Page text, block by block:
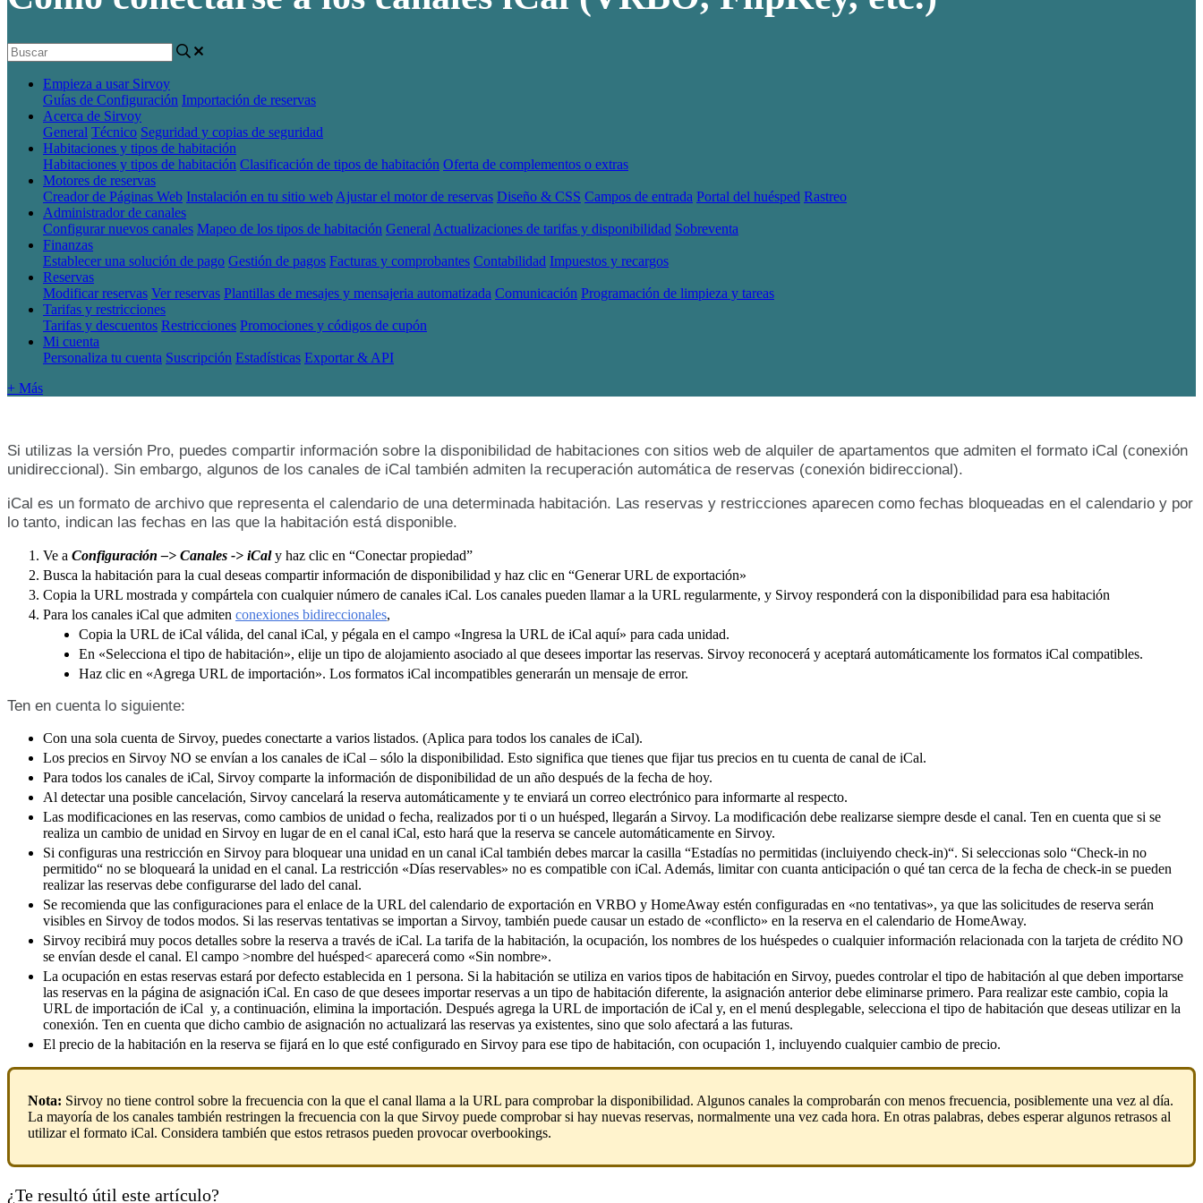
Empieza a usar Sirvoy
Guías de Configuración Importación de reservas
Acerca de Sirvoy
General Técnico Seguridad y copias de seguridad
Habitaciones y tipos de habitación
Habitaciones y tipos de habitación Clasificación de tipos de habitación Oferta de complementos o extras
Motores de reservas
Creador de Páginas Web Instalación en tu sitio web Ajustar el motor de reservas Diseño & CSS Campos de entrada Portal del huésped Rastreo
Administrador de canales
Configurar nuevos canales Mapeo de los tipos de habitación General Actualizaciones de tarifas y disponibilidad Sobreventa
Finanzas
Establecer una solución de pago Gestión de pagos Facturas y comprobantes Contabilidad Impuestos y recargos
Reservas
Modificar reservas Ver reservas Plantillas de mesajes y mensajeria automatizada Comunicación Programación de limpieza y tareas
Tarifas y restricciones
Tarifas y descuentos Restricciones Promociones y códigos de cupón
Mi cuenta
Personaliza tu cuenta Suscripción Estadísticas Exportar & API
+ Más
Si utilizas la versión Pro, puedes compartir información sobre la disponibilidad de habitaciones con sitios web de alquiler de apartamentos que admiten el formato iCal (conexión
unidireccional). Sin embargo, algunos de los canales de iCal también admiten la recuperación automática de reservas (conexión bidireccional).
iCal es un formato de archivo que representa el calendario de una determinada habitación. Las reservas y restricciones aparecen como fechas bloqueadas en el calendario y por
lo tanto, indican las fechas en las que la habitación está disponible.
Ve a Configuración –> Canales -> iCal y haz clic en “Conectar propiedad”
Busca la habitación para la cual deseas compartir información de disponibilidad y haz clic en “Generar URL de exportación»
Copia la URL mostrada y compártela con cualquier número de canales iCal. Los canales pueden llamar a la URL regularmente, y Sirvoy responderá con la disponibilidad para esa habitación
Para los canales iCal que admiten conexiones bidireccionales,
Copia la URL de iCal válida, del canal iCal, y pégala en el campo «Ingresa la URL de iCal aquí» para cada unidad.
En «Selecciona el tipo de habitación», elije un tipo de alojamiento asociado al que desees importar las reservas. Sirvoy reconocerá y aceptará automáticamente los formatos iCal compatibles.
Haz clic en «Agrega URL de importación». Los formatos iCal incompatibles generarán un mensaje de error.
Ten en cuenta lo siguiente:
Con una sola cuenta de Sirvoy, puedes conectarte a varios listados. (Aplica para todos los canales de iCal).
Los precios en Sirvoy NO se envían a los canales de iCal – sólo la disponibilidad. Esto significa que tienes que fijar tus precios en tu cuenta de canal de iCal.
Para todos los canales de iCal, Sirvoy comparte la información de disponibilidad de un año después de la fecha de hoy.
Al detectar una posible cancelación, Sirvoy cancelará la reserva automáticamente y te enviará un correo electrónico para informarte al respecto.
Las modificaciones en las reservas, como cambios de unidad o fecha, realizados por ti o un huésped, llegarán a Sirvoy. La modificación debe realizarse siempre desde el canal. Ten en cuenta que si se
realiza un cambio de unidad en Sirvoy en lugar de en el canal iCal, esto hará que la reserva se cancele automáticamente en Sirvoy.
Si configuras una restricción en Sirvoy para bloquear una unidad en un canal iCal también debes marcar la casilla “Estadías no permitidas (incluiyendo check-in)“. Si seleccionas solo “Check-in no
permitido“ no se bloqueará la unidad en el canal. La restricción «Días reservables» no es compatible con iCal. Además, limitar con cuanta anticipación o qué tan cerca de la fecha de check-in se pueden
realizar las reservas debe configurarse del lado del canal.
Se recomienda que las configuraciones para el enlace de la URL del calendario de exportación en VRBO y HomeAway estén configuradas en «no tentativas», ya que las solicitudes de reserva serán
visibles en Sirvoy de todos modos. Si las reservas tentativas se importan a Sirvoy, también puede causar un estado de «conflicto» en la reserva en el calendario de HomeAway.
Sirvoy recibirá muy pocos detalles sobre la reserva a través de iCal. La tarifa de la habitación, la ocupación, los nombres de los huéspedes o cualquier información relacionada con la tarjeta de crédito NO
se envían desde el canal. El campo >nombre del huésped< aparecerá como «Sin nombre».
La ocupación en estas reservas estará por defecto establecida en 1 persona. Si la habitación se utiliza en varios tipos de habitación en Sirvoy, puedes controlar el tipo de habitación al que deben importarse
las reservas en la página de asignación iCal. En caso de que desees importar reservas a un tipo de habitación diferente, la asignación anterior debe eliminarse primero. Para realizar este cambio, copia la
URL de importación de iCal y, a continuación, elimina la importación. Después agrega la URL de importación de iCal y, en el menú desplegable, selecciona el tipo de habitación que deseas utilizar en la
conexión. Ten en cuenta que dicho cambio de asignación no actualizará las reservas ya existentes, sino que solo afectará a las futuras.
El precio de la habitación en la reserva se fijará en lo que esté configurado en Sirvoy para ese tipo de habitación, con ocupación 1 , incluyendo cualquier cambio de precio.
Nota: Sirvoy no tiene control sobre la frecuencia con la que el canal llama a la URL para comprobar la disponibilidad. Algunos canales la comprobarán con menos frecuencia, posiblemente una vez al día.
La mayoría de los canales también restringen la frecuencia con la que Sirvoy puede comprobar si hay nuevas reservas, normalmente una vez cada hora. En otras palabras, debes esperar algunos retrasos al
utilizar el formato iCal. Considera también que estos retrasos pueden provocar overbookings.
¿Te resultó útil este artículo?